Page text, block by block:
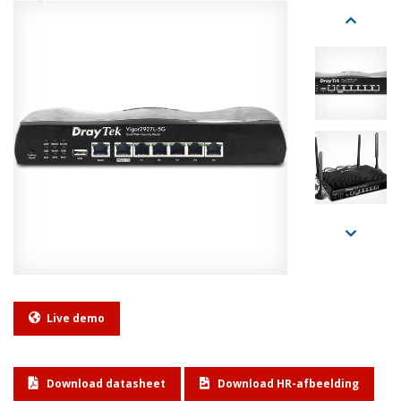
Live demo
Download datasheet Download HR-afbeelding